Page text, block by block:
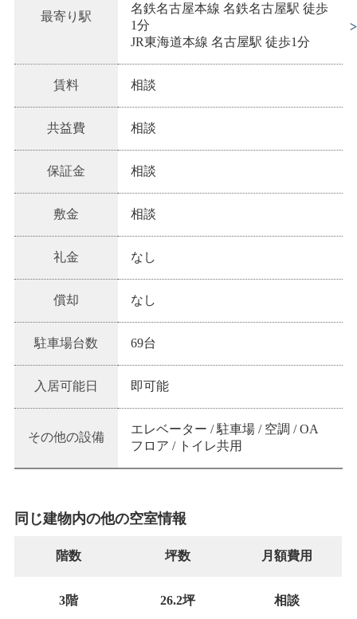
最寄り駅
名鉄名古屋本線 名鉄名古屋駅 徒歩
1分
JR東海道本線 名古屋駅 徒歩1分
賃料 相談
共益費 相談
保証金 相談
敷金 相談
礼金 なし
償却 なし
駐車場台数 69台
入居可能日 即可能
その他の設備
エレベーター / 駐車場 / 空調 / OA
フロア / トイレ共用
同じ建物内の他の空室情報
階数 坪数 月額費用
3階 26.2坪 相談